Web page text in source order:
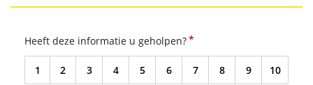
Heeft deze informatie u geholpen?*
1 2 3 4 5 6 7 8 9 10